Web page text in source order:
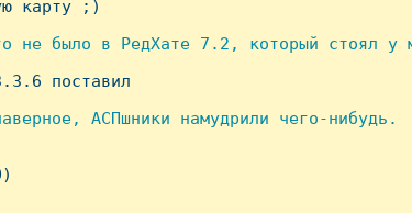
карту ;)
не было в РедХате 7.2, который стоял у
поставил
АСПшники намудрили чего-нибудь.